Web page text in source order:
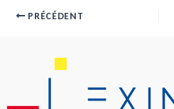
PRÉCÉDENT